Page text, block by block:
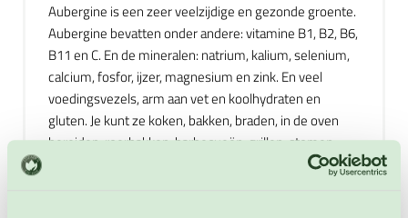
Aubergine is een zeer veelzijdige en gezonde groente.
Aubergine bevatten onder andere: vitamine B1, B2, B6,
B11 en C. En de mineralen: natrium, kalium, selenium,
calcium, fosfor, ijzer, magnesium en zink. En veel
voedingsvezels, arm aan vet en koolhydraten en
gluten. Je kunt ze koken, bakken, braden, in de oven
bereiden, roerbakken, barbecueën, grillen, stomen,
frituren en vullen met bijvoorbeeld gehakt of rijst. Je